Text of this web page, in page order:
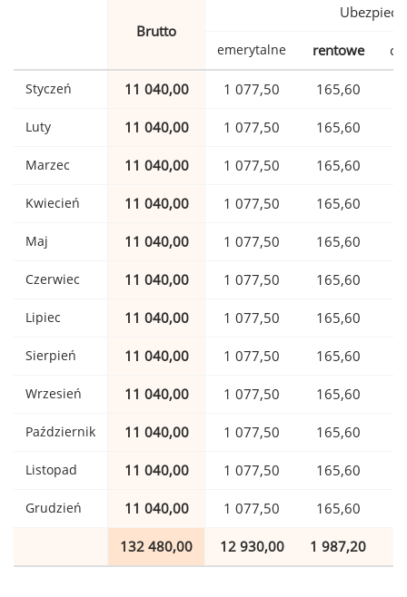
Brutto
emerytalne rentowe
Styczeń 11 040,00 1 077,50 165,60
Luty 11 040,00 1 077,50 165,60
Marzec 11 040,00 1 077,50 165,60
Kwiecień 11 040,00 1 077,50 165,60
Maj 11 040,00 1 077,50 165,60
Czerwiec 11 040,00 1 077,50 165,60
Lipiec 11 040,00 1 077,50 165,60
Sierpień 11 040,00 1 077,50 165,60
Wrzesień 11 040,00 1 077,50 165,60
Październik 11 040,00 1 077,50 165,60
Listopad 11 040,00 1 077,50 165,60
Grudzień 11 040,00 1 077,50 165,60
132 480,00 12 930,00 1 987,20